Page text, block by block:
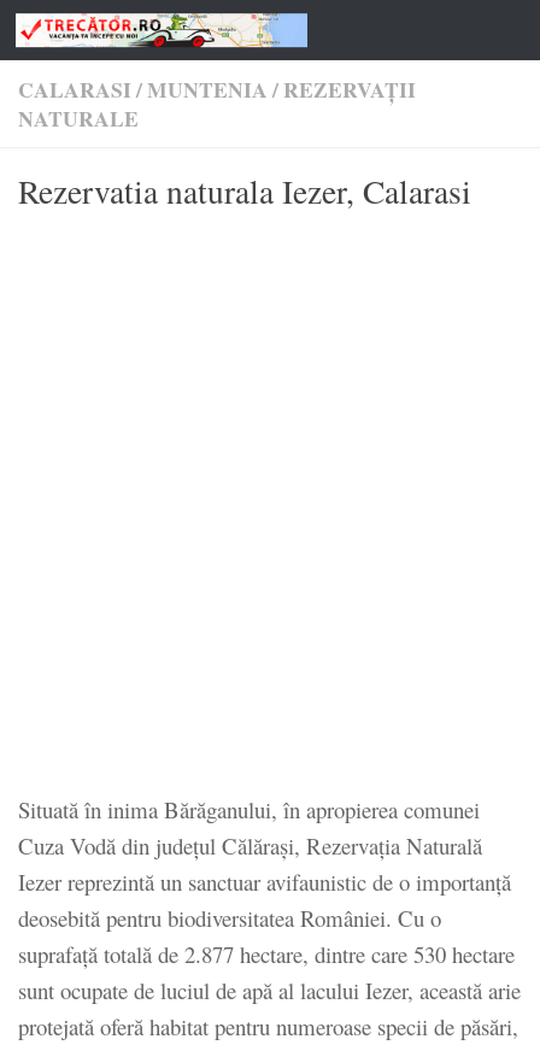
Skip to content
CALARASI/MUNTENIA/REZERVAȚII
NATURALE
Rezervatia naturala Iezer, Calarasi
Situată în inima Bărăganului, în apropierea comunei
Cuza Vodă din județul Călărași, Rezervația Naturală
Iezer reprezintă un sanctuar avifaunistic de o importanță
deosebită pentru biodiversitatea României. Cu o
suprafață totală de 2.877 hectare, dintre care 530 hectare
sunt ocupate de luciul de apă al lacului Iezer, această arie
protejată oferă habitat pentru numeroase specii de păsări,